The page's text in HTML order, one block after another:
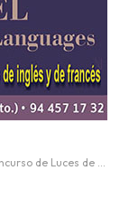
Luces de Navidad